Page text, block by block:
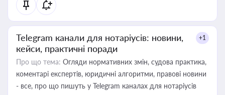
Telegram канали для нотаріусів: новини,
кейси, практичні поради
+1
Про що тема: Огляди нормативних змін, судова практика,
коментарі експертів, юридичні алгоритми, правові новини
- все, про що пишуть у Telegram каналах для нотаріусів